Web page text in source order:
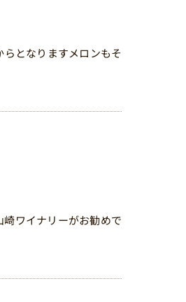
となりますメロンもそ
ワイナリーがお勧めで